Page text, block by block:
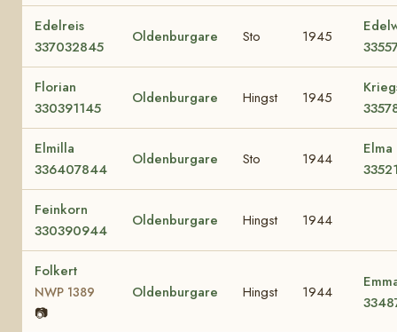
Edelreis
337032845
Oldenburgare Sto 1945
Florian
330391145
Oldenburgare Hingst 1945
Elmilla
336407844
Oldenburgare Sto 1944
Elma
Feinkorn
330390944
Oldenburgare Hingst 1944
Folkert
NWP 1389
📷
Oldenburgare Hingst 1944